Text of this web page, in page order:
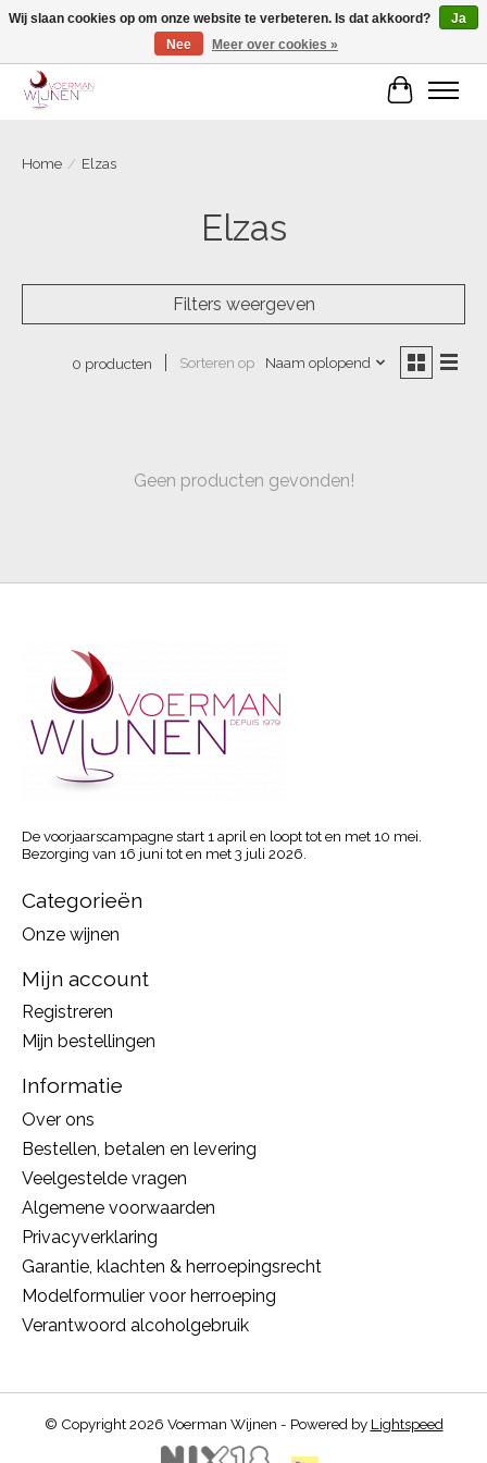
Voorjaarscampagne is gesloten
Home / Elzas
Elzas
Filters weergeven
0 producten Sorteren op Naam oplopend
Geen producten gevonden!
De voorjaarscampagne start 1 april en loopt tot en met 10 mei.
Bezorging van 16 juni tot en met 3 juli 2026.
Categorieën
Onze wijnen
Mijn account
Registreren
Mijn bestellingen
Informatie
Over ons
Bestellen, betalen en levering
Veelgestelde vragen
Algemene voorwaarden
Privacyverklaring
Garantie, klachten & herroepingsrecht
Modelformulier voor herroeping
Verantwoord alcoholgebruik
© Copyright 2026 Voerman Wijnen - Powered by Lightspeed
Wij slaan cookies op om onze website te verbeteren. Is dat akkoord?
Ja
Nee
Meer over cookies »